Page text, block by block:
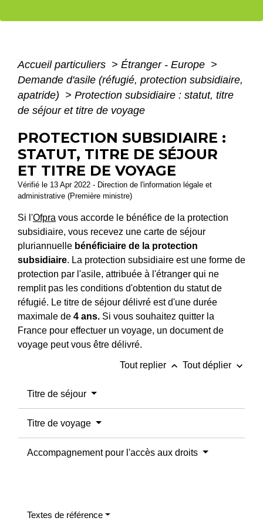
Accueil particuliers > Étranger - Europe >
Demande d'asile (réfugié, protection subsidiaire,
apatride) > Protection subsidiaire : statut, titre
de séjour et titre de voyage
PROTECTION SUBSIDIAIRE :
STATUT, TITRE DE SÉJOUR
ET TITRE DE VOYAGE
Vérifié le 13 Apr 2022 - Direction de l'information légale et
administrative (Première ministre)
Si l'Ofpra vous accorde le bénéfice de la protection
subsidiaire, vous recevez une carte de séjour
pluriannuelle bénéficiaire de la protection
subsidiaire. La protection subsidiaire est une forme de
protection par l'asile, attribuée à l'étranger qui ne
remplit pas les conditions d'obtention du statut de
réfugié. Le titre de séjour délivré est d'une durée
maximale de 4 ans. Si vous souhaitez quitter la
France pour effectuer un voyage, un document de
voyage peut vous être délivré.
Tout replier keyboard_arrow_up Tout déplier keyboard_arrow_down
Titre de séjour
Titre de voyage
Accompagnement pour l'accès aux droits
Textes de référence